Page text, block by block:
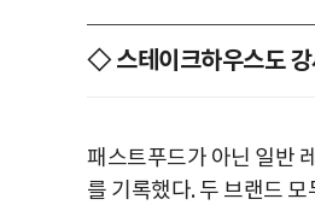
◇ 스테이크하우스도
패스트푸드가 아닌 일반
를 기록했다. 두 브랜드